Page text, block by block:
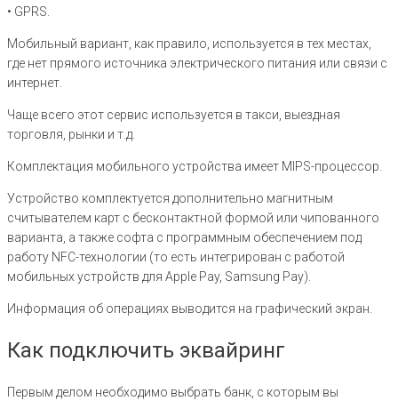
• GPRS.
Мобильный вариант, как правило, используется в тех местах,
где нет прямого источника электрического питания или связи с
интернет.
Чаще всего этот сервис используется в такси, выездная
торговля, рынки и т.д.
Комплектация мобильного устройства имеет MIPS-процессор.
Устройство комплектуется дополнительно магнитным
считывателем карт с бесконтактной формой или чипованного
варианта, а также софта с программным обеспечением под
работу NFC-технологии (то есть интегрирован с работой
мобильных устройств для Apple Pay, Samsung Pay).
Информация об операциях выводится на графический экран.
Как подключить эквайринг
Первым делом необходимо выбрать банк, с которым вы